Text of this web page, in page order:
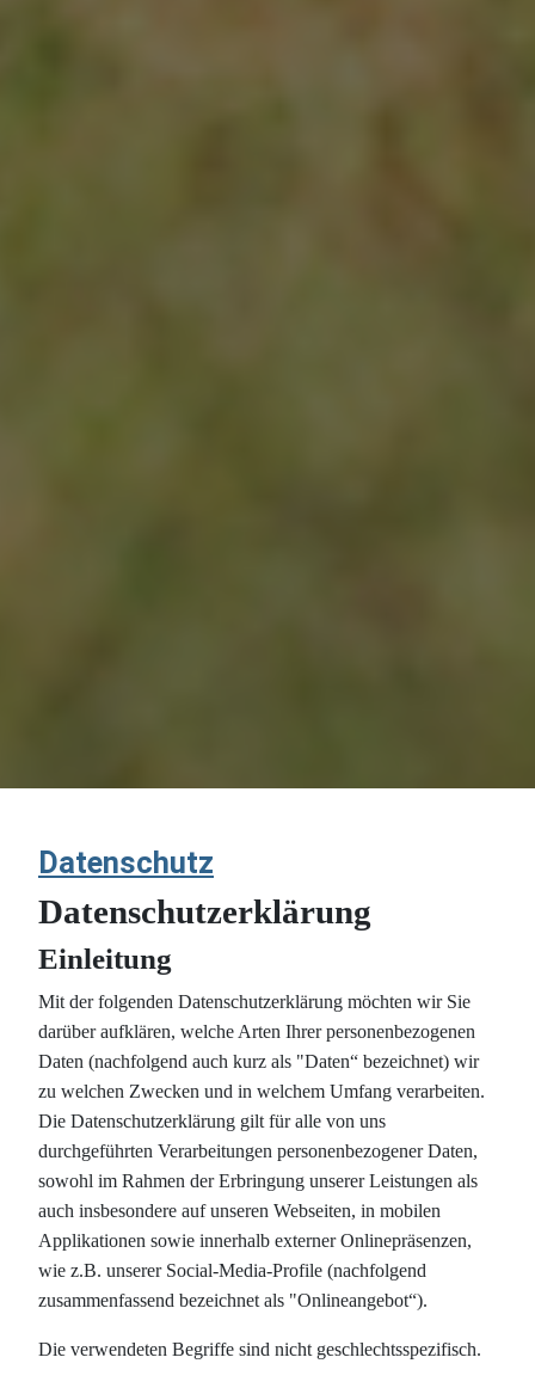
Datenschutz
Datenschutzerklärung
Einleitung
Mit der folgenden Datenschutzerklärung möchten wir Sie
darüber aufklären, welche Arten Ihrer personenbezogenen
Daten (nachfolgend auch kurz als "Daten“ bezeichnet) wir
zu welchen Zwecken und in welchem Umfang verarbeiten.
Die Datenschutzerklärung gilt für alle von uns
durchgeführten Verarbeitungen personenbezogener Daten,
sowohl im Rahmen der Erbringung unserer Leistungen als
auch insbesondere auf unseren Webseiten, in mobilen
Applikationen sowie innerhalb externer Onlinepräsenzen,
wie z.B. unserer Social-Media-Profile (nachfolgend
zusammenfassend bezeichnet als "Onlineangebot“).
Die verwendeten Begriffe sind nicht geschlechtsspezifisch.